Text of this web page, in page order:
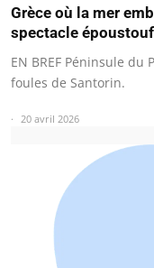
Grèce où la mer
spectacle
EN BREF Péninsule
foules de Santorin.
20 avril 2026